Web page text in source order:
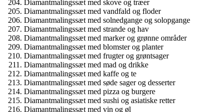
Diamantmalingssæt med skove og træer
Diamantmalingssæt med vandfald og floder
Diamantmalingssæt med solnedgange og solopgange
Diamantmalingssæt med strande og hav
Diamantmalingssæt med marker og grønne områder
Diamantmalingssæt med blomster og planter
Diamantmalingssæt med frugter og grøntsager
Diamantmalingssæt med mad og drikke
Diamantmalingssæt med kaffe og te
Diamantmalingssæt med søde sager og desserter
Diamantmalingssæt med pizza og burgere
Diamantmalingssæt med sushi og asiatiske retter
Diamantmalingssæt med vin og øl